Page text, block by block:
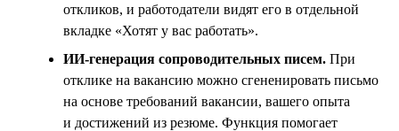
откликов, и работодатели видят его в отдельной
вкладке «Хотят у вас работать».
ИИ-генерация сопроводительных писем. При
отклике на вакансию можно сгененировать письмо
на основе требований вакансии, вашего опыта
и достижений из резюме. Функция помогает